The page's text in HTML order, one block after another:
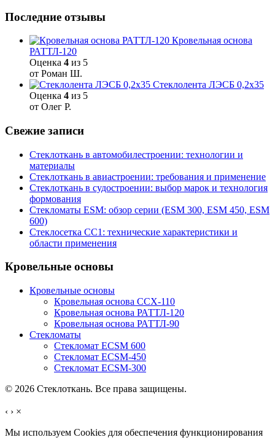
Последние отзывы
Кровельная основа
РАТТЛ-120
Оценка 4 из 5
от Роман Ш.
Стеклолента ЛЭСБ 0,2х35
Оценка 4 из 5
от Олег Р.
Свежие записи
Стеклоткань в автомобилестроении: технологии и
материалы
Стеклоткань в авиастроении: требования и применение
Стеклоткань в судостроении: выбор марок и технология
формования
Стекломаты ESM: обзор серии (ESM 300, ESM 450, ESM
600)
Стеклосетка СС1: технические характеристики и
области применения
Кровельные основы
Кровельные основы
Кровельная основа ССХ-110
Кровельная основа РАТТЛ-120
Кровельная основа РАТТЛ-90
Стекломаты
Стекломат ECSM 600
Стекломат ECSM-450
Стекломат ECSM-300
© 2026 Стеклоткань. Все права защищены.
‹ › ×
Мы используем Cookies для обеспечения функционирования